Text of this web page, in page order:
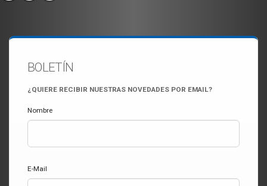
BOLETÍN
¿QUIERE RECIBIR NUESTRAS NOVEDADES POR EMAIL?
Nombre
E-Mail